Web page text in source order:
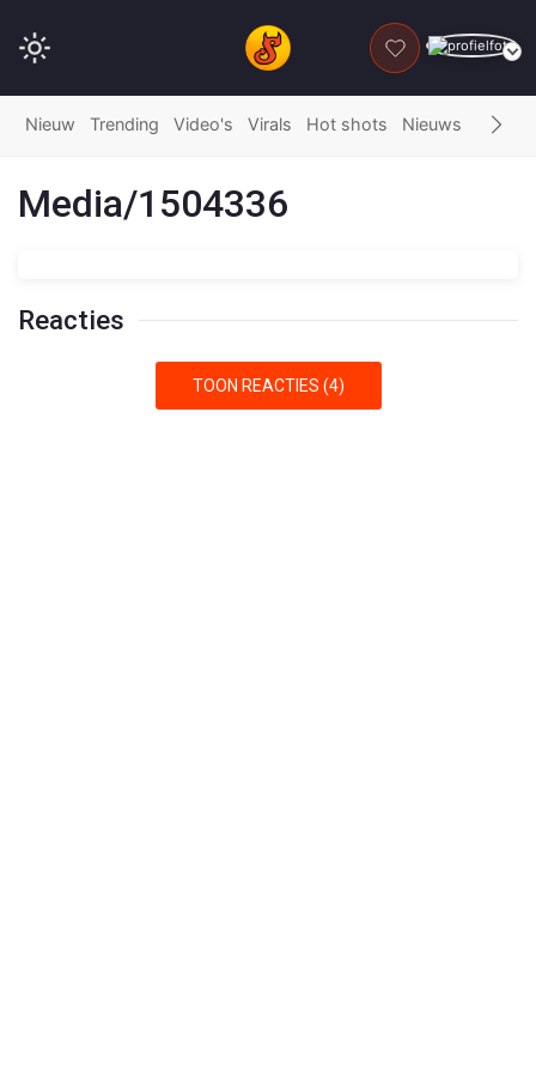
DONEER
Nieuw Trending Video's Virals Hot shots Nieuws Fails
Media/1504336
Reacties
TOON REACTIES (4)